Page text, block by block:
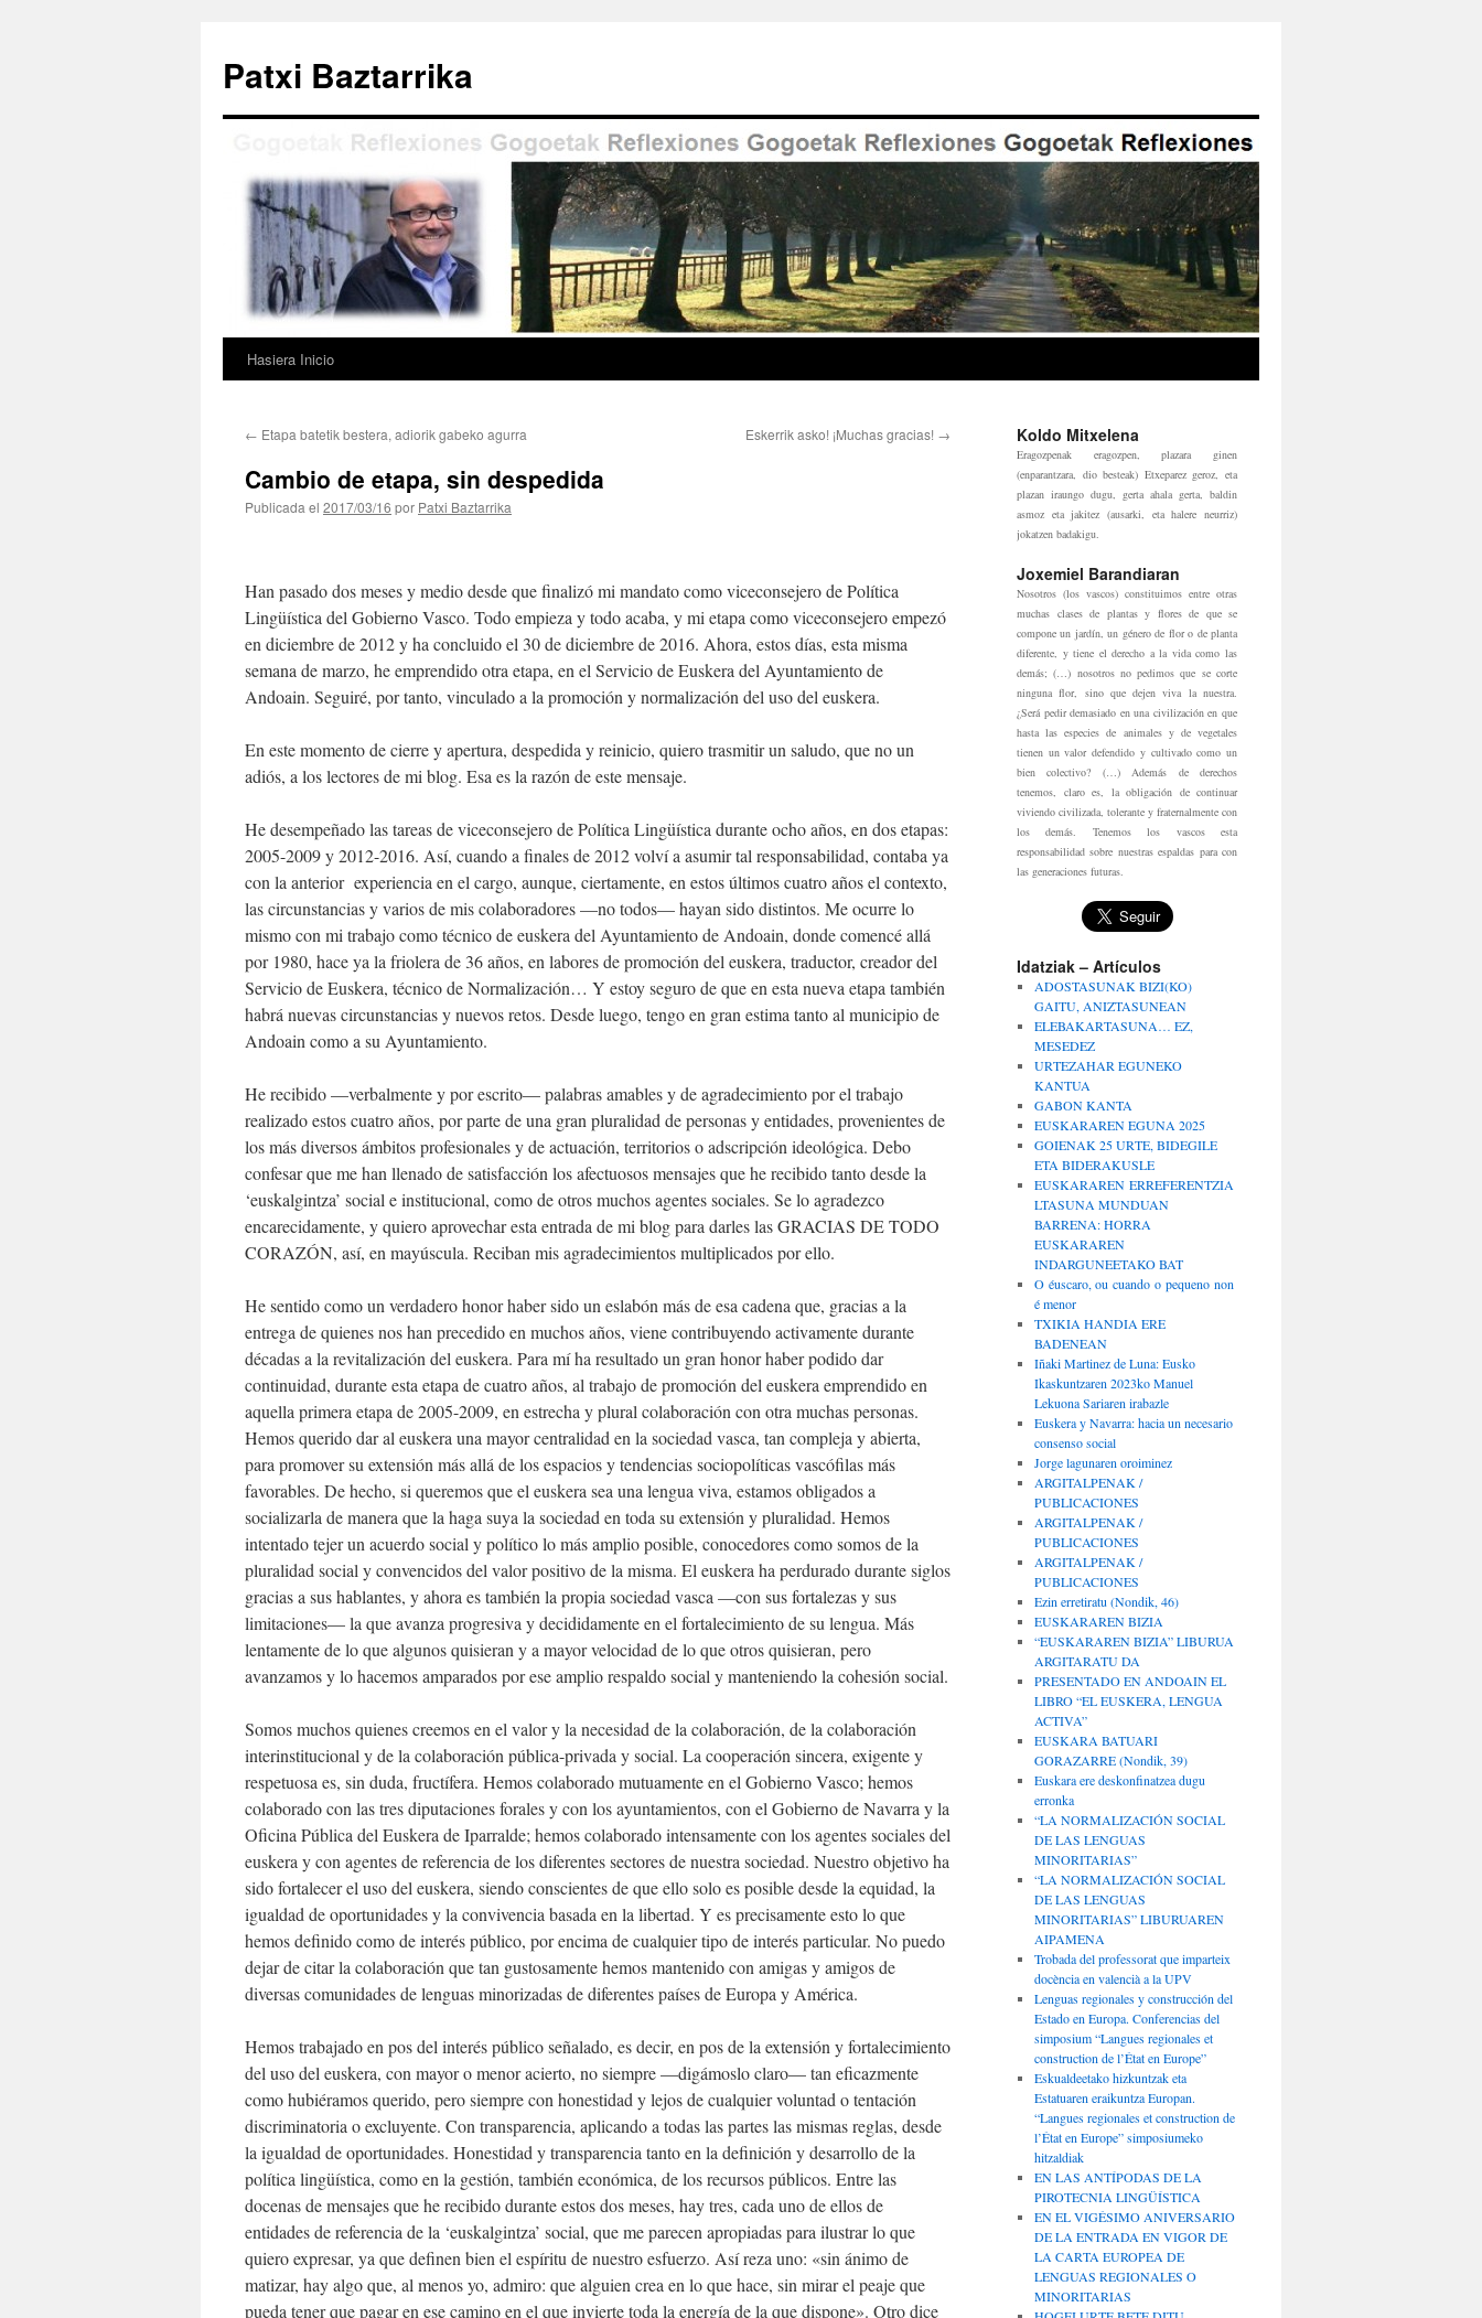
contenido
Patxi Baztarrika
Hasiera Inicio
← Etapa batetik bestera, adiorik gabeko agurra Eskerrik asko! ¡Muchas gracias! →
Cambio de etapa, sin despedida
Publicada el 2017/03/16 por Patxi Baztarrika
Han pasado dos meses y medio desde que finalizó mi mandato como viceconsejero de Política
Lingüística del Gobierno Vasco. Todo empieza y todo acaba, y mi etapa como viceconsejero empezó
en diciembre de 2012 y ha concluido el 30 de diciembre de 2016. Ahora, estos días, esta misma
semana de marzo, he emprendido otra etapa, en el Servicio de Euskera del Ayuntamiento de
Andoain. Seguiré, por tanto, vinculado a la promoción y normalización del uso del euskera.
En este momento de cierre y apertura, despedida y reinicio, quiero trasmitir un saludo, que no un
adiós, a los lectores de mi blog. Esa es la razón de este mensaje.
He desempeñado las tareas de viceconsejero de Política Lingüística durante ocho años, en dos etapas:
2005-2009 y 2012-2016. Así, cuando a finales de 2012 volví a asumir tal responsabilidad, contaba ya
con la anterior experiencia en el cargo, aunque, ciertamente, en estos últimos cuatro años el contexto,
las circunstancias y varios de mis colaboradores —no todos— hayan sido distintos. Me ocurre lo
mismo con mi trabajo como técnico de euskera del Ayuntamiento de Andoain, donde comencé allá
por 1980, hace ya la friolera de 36 años, en labores de promoción del euskera, traductor, creador del
Servicio de Euskera, técnico de Normalización… Y estoy seguro de que en esta nueva etapa también
habrá nuevas circunstancias y nuevos retos. Desde luego, tengo en gran estima tanto al municipio de
Andoain como a su Ayuntamiento.
He recibido —verbalmente y por escrito— palabras amables y de agradecimiento por el trabajo
realizado estos cuatro años, por parte de una gran pluralidad de personas y entidades, provenientes de
los más diversos ámbitos profesionales y de actuación, territorios o adscripción ideológica. Debo
confesar que me han llenado de satisfacción los afectuosos mensajes que he recibido tanto desde la
‘euskalgintza’ social e institucional, como de otros muchos agentes sociales. Se lo agradezco
encarecidamente, y quiero aprovechar esta entrada de mi blog para darles las GRACIAS DE TODO
CORAZÓN, así, en mayúscula. Reciban mis agradecimientos multiplicados por ello.
He sentido como un verdadero honor haber sido un eslabón más de esa cadena que, gracias a la
entrega de quienes nos han precedido en muchos años, viene contribuyendo activamente durante
décadas a la revitalización del euskera. Para mí ha resultado un gran honor haber podido dar
continuidad, durante esta etapa de cuatro años, al trabajo de promoción del euskera emprendido en
aquella primera etapa de 2005-2009, en estrecha y plural colaboración con otra muchas personas.
Hemos querido dar al euskera una mayor centralidad en la sociedad vasca, tan compleja y abierta,
para promover su extensión más allá de los espacios y tendencias sociopolíticas vascófilas más
favorables. De hecho, si queremos que el euskera sea una lengua viva, estamos obligados a
socializarla de manera que la haga suya la sociedad en toda su extensión y pluralidad. Hemos
intentado tejer un acuerdo social y político lo más amplio posible, conocedores como somos de la
pluralidad social y convencidos del valor positivo de la misma. El euskera ha perdurado durante siglos
gracias a sus hablantes, y ahora es también la propia sociedad vasca —con sus fortalezas y sus
limitaciones— la que avanza progresiva y decididamente en el fortalecimiento de su lengua. Más
lentamente de lo que algunos quisieran y a mayor velocidad de lo que otros quisieran, pero
avanzamos y lo hacemos amparados por ese amplio respaldo social y manteniendo la cohesión social.
Somos muchos quienes creemos en el valor y la necesidad de la colaboración, de la colaboración
interinstitucional y de la colaboración pública-privada y social. La cooperación sincera, exigente y
respetuosa es, sin duda, fructífera. Hemos colaborado mutuamente en el Gobierno Vasco; hemos
colaborado con las tres diputaciones forales y con los ayuntamientos, con el Gobierno de Navarra y la
Oficina Pública del Euskera de Iparralde; hemos colaborado intensamente con los agentes sociales del
euskera y con agentes de referencia de los diferentes sectores de nuestra sociedad. Nuestro objetivo ha
sido fortalecer el uso del euskera, siendo conscientes de que ello solo es posible desde la equidad, la
igualdad de oportunidades y la convivencia basada en la libertad. Y es precisamente esto lo que
hemos definido como de interés público, por encima de cualquier tipo de interés particular. No puedo
dejar de citar la colaboración que tan gustosamente hemos mantenido con amigas y amigos de
diversas comunidades de lenguas minorizadas de diferentes países de Europa y América.
Hemos trabajado en pos del interés público señalado, es decir, en pos de la extensión y fortalecimiento
del uso del euskera, con mayor o menor acierto, no siempre —digámoslo claro— tan eficazmente
como hubiéramos querido, pero siempre con honestidad y lejos de cualquier voluntad o tentación
discriminatoria o excluyente. Con transparencia, aplicando a todas las partes las mismas reglas, desde
la igualdad de oportunidades. Honestidad y transparencia tanto en la definición y desarrollo de la
política lingüística, como en la gestión, también económica, de los recursos públicos. Entre las
docenas de mensajes que he recibido durante estos dos meses, hay tres, cada uno de ellos de
entidades de referencia de la ‘euskalgintza’ social, que me parecen apropiadas para ilustrar lo que
quiero expresar, ya que definen bien el espíritu de nuestro esfuerzo. Así reza uno: «sin ánimo de
matizar, hay algo que, al menos yo, admiro: que alguien crea en lo que hace, sin mirar el peaje que
pueda tener que pagar en ese camino en el que invierte toda la energía de la que dispone». Otro dice
Koldo Mitxelena
Eragozpenak eragozpen, plazara ginen
(enparantzara, dio besteak) Etxeparez geroz, eta
plazan iraungo dugu, gerta ahala gerta, baldin
asmoz eta jakitez (ausarki, eta halere neurriz)
jokatzen badakigu.
Joxemiel Barandiaran
Nosotros (los vascos) constituimos entre otras
muchas clases de plantas y flores de que se
compone un jardín, un género de flor o de planta
diferente, y tiene el derecho a la vida como las
demás; (…) nosotros no pedimos que se corte
ninguna flor, sino que dejen viva la nuestra.
¿Será pedir demasiado en una civilización en que
hasta las especies de animales y de vegetales
tienen un valor defendido y cultivado como un
bien colectivo? (…) Además de derechos
tenemos, claro es, la obligación de continuar
viviendo civilizada, tolerante y fraternalmente con
los demás. Tenemos los vascos esta
responsabilidad sobre nuestras espaldas para con
las generaciones futuras.
Idatziak – Artículos
ADOSTASUNAK BIZI(KO)
GAITU, ANIZTASUNEAN
ELEBAKARTASUNA… EZ,
MESEDEZ
URTEZAHAR EGUNEKO
KANTUA
GABON KANTA
EUSKARAREN EGUNA 2025
GOIENAK 25 URTE, BIDEGILE
ETA BIDERAKUSLE
EUSKARAREN ERREFERENTZIA
LTASUNA MUNDUAN
BARRENA: HORRA
EUSKARAREN
INDARGUNEETAKO BAT
O éuscaro, ou cuando o pequeno non
é menor
TXIKIA HANDIA ERE
BADENEAN
Iñaki Martinez de Luna: Eusko
Ikaskuntzaren 2023ko Manuel
Lekuona Sariaren irabazle
Euskera y Navarra: hacia un necesario
consenso social
Jorge lagunaren oroiminez
ARGITALPENAK /
PUBLICACIONES
ARGITALPENAK /
PUBLICACIONES
ARGITALPENAK /
PUBLICACIONES
Ezin erretiratu (Nondik, 46)
EUSKARAREN BIZIA
“EUSKARAREN BIZIA” LIBURUA
ARGITARATU DA
PRESENTADO EN ANDOAIN EL
LIBRO “EL EUSKERA, LENGUA
ACTIVA”
EUSKARA BATUARI
GORAZARRE (Nondik, 39)
Euskara ere deskonfinatzea dugu
erronka
“LA NORMALIZACIÓN SOCIAL
DE LAS LENGUAS
MINORITARIAS”
“LA NORMALIZACIÓN SOCIAL
DE LAS LENGUAS
MINORITARIAS” LIBURUAREN
AIPAMENA
Trobada del professorat que imparteix
docència en valencià a la UPV
Lenguas regionales y construcción del
Estado en Europa. Conferencias del
simposium “Langues regionales et
construction de l’État en Europe”
Eskualdeetako hizkuntzak eta
Estatuaren eraikuntza Europan.
“Langues regionales et construction de
l’État en Europe” simposiumeko
hitzaldiak
EN LAS ANTÍPODAS DE LA
PIROTECNIA LINGÜÍSTICA
EN EL VIGÉSIMO ANIVERSARIO
DE LA ENTRADA EN VIGOR DE
LA CARTA EUROPEA DE
LENGUAS REGIONALES O
MINORITARIAS